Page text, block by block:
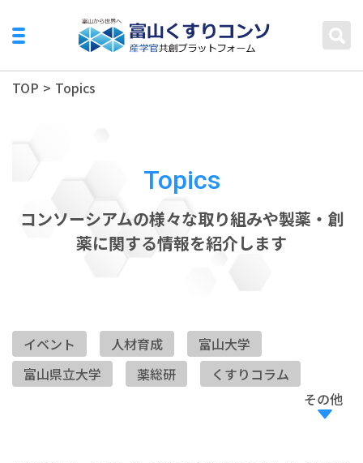
TOP > Topics
Topics
コンソーシアムの様々な取り組みや製薬・創
薬に関する情報を紹介します
イベント 人材育成
富山大学
富山県立大学
薬総研
くすりコラム
その他